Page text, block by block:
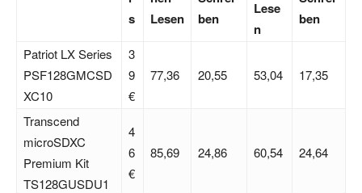
s
Lesen
ben
Lese
n
ben
Patriot LX Series
PSF128GMCSD
XC10
3
9
€
77,36 20,55 53,04 17,35
Transcend
microSDXC
Premium Kit
TS128GUSDU1
4
6
€
85,69 24,86 60,54 24,64